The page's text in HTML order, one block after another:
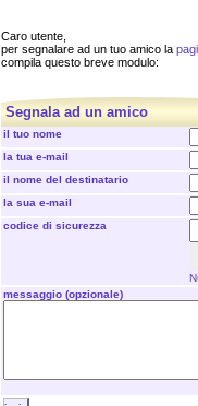
Caro utente,
per segnalare ad un tuo amico la
compila questo breve modulo:
Segnala ad un amico
il tuo nome
la tua e-mail
il nome del destinatario
la sua e-mail
codice di sicurezza
messaggio (opzionale)